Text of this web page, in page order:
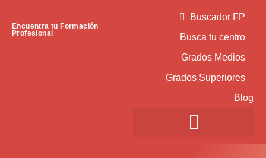
Encuentra tu Formación
Profesional
Buscador FP
Busca tu centro
Grados Medios
Grados Superiores
Blog